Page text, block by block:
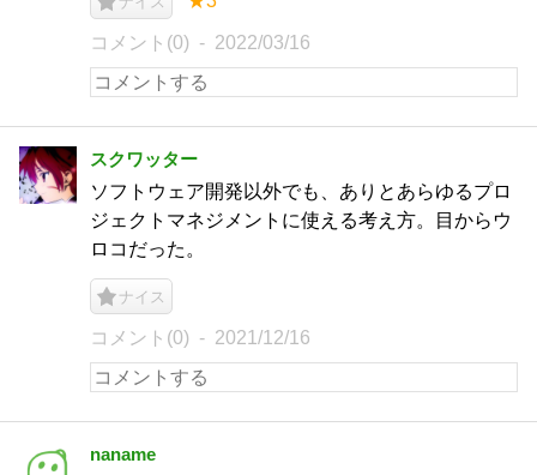
コメント(0) 2022/03/16
スクワッター
ソフトウェア開発以外でも、ありとあらゆるプロ
ジェクトマネジメントに使える考え方。目からウ
ロコだった。
ナイス
コメント(0) 2021/12/16
naname